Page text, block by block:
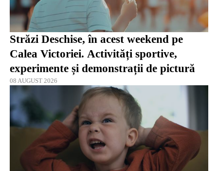
Străzi Deschise, în acest weekend pe
Calea Victoriei. Activități sportive,
experimente și demonstrații de pictură
08 AUGUST 2026